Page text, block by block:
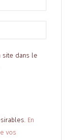
site dans le
En
vos